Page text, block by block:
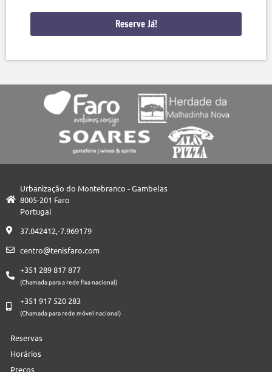
Reserve Já!
Urbanização do Montebranco - Gambelas
8005-201 Faro
Portugal
37.042412,-7.969179
centro@tenisfaro.com
+351 289 817 877
(Chamada para a rede fixa nacional)
+351 917 520 283
(Chamada para rede móvel nacional)
Reservas
Horários
Preços